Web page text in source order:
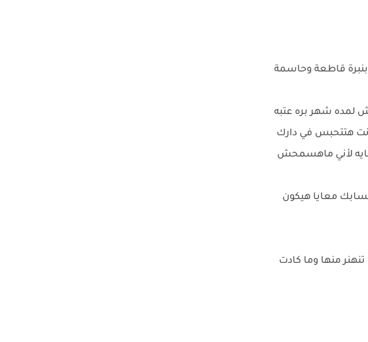
قاطعة وحاسمة
لمده شهر بره عتبه
هتتحبس في دارك
لأني ماهسمحش
معايا هيكون
منها وما كادت